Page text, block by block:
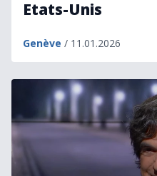
Etats-Unis
Genève / 11.01.2026